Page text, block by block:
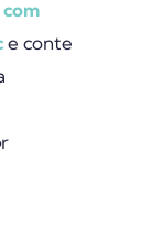
e conte